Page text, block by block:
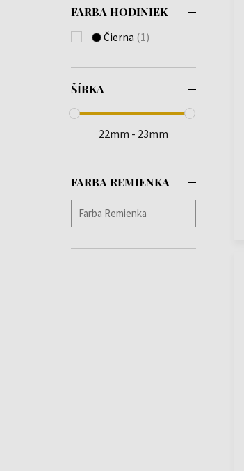
FARBA HODINIEK
Čierna (1)
ŠÍRKA
22mm - 23mm
FARBA REMIENKA